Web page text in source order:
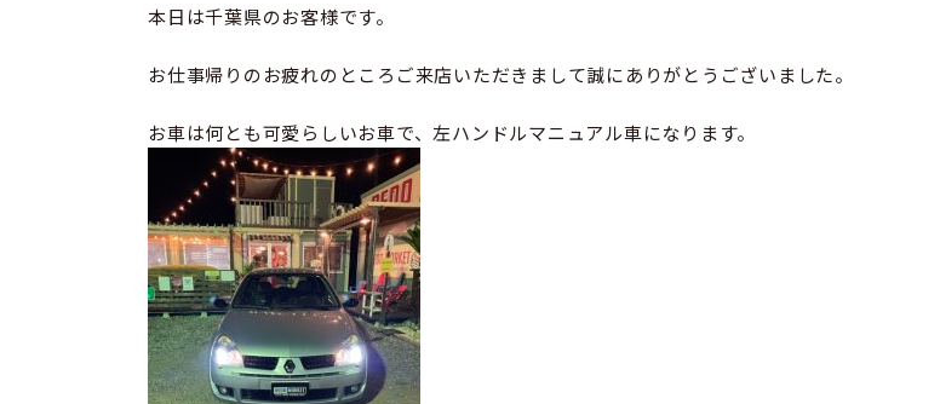
本日は千葉県のお客様です。
お仕事帰りのお疲れのところご来店いただきまして誠にありがとうございました。
お車は何とも可愛らしいお車で、左ハンドルマニュアル車になります。